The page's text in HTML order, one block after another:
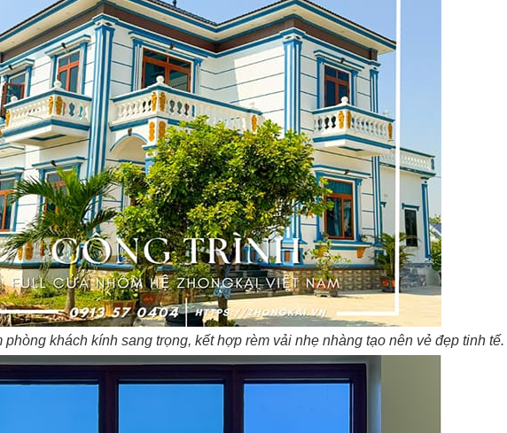
khách kính sang trọng, kết hợp rèm vải nhẹ nhàng tạo nên vẻ đẹp tinh tế.